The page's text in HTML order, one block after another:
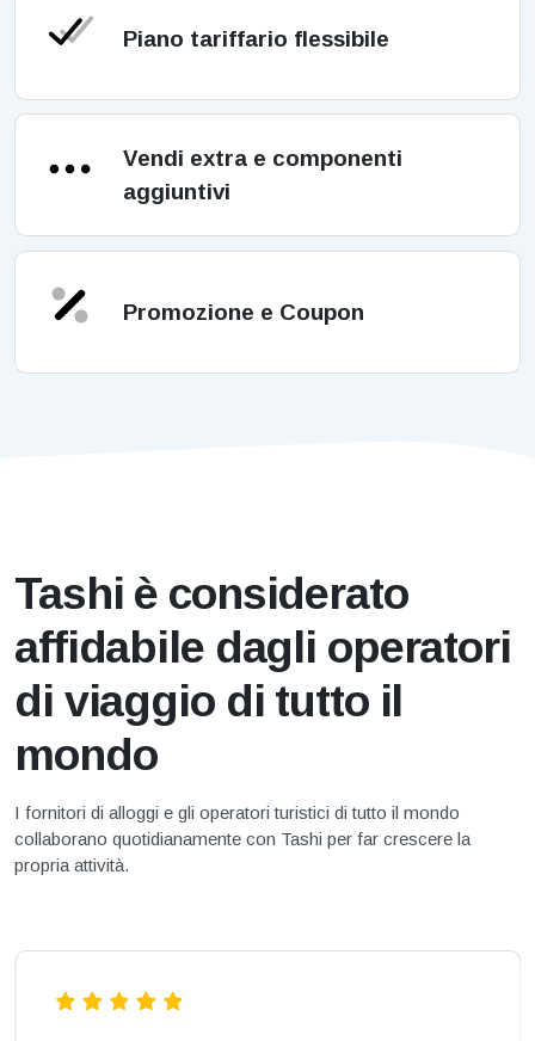
Piano tariffario flessibile
Vendi extra e componenti
aggiuntivi
Promozione e Coupon
Tashi è considerato
affidabile dagli operatori
di viaggio di tutto il
mondo
I fornitori di alloggi e gli operatori turistici di tutto il mondo
collaborano quotidianamente con Tashi per far crescere la
propria attività.